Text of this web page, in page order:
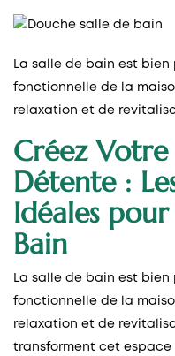
La salle de bain est
fonctionnelle de la
relaxation et de
Créez
Détente :
Idéales
Bain
La salle de bain est
fonctionnelle de la
relaxation et de
transforment cet